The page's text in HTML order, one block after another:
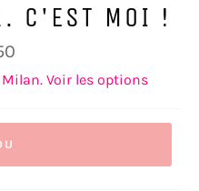
C'EST MOI !
Voir les options